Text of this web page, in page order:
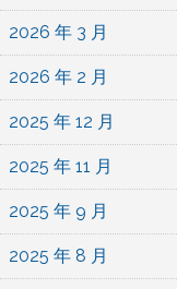
2026 年 3 月
2026 年 2 月
2025 年 12 月
2025 年 11 月
2025 年 9 月
2025 年 8 月